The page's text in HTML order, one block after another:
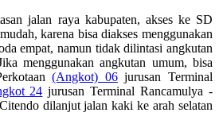
jalan raya kabupaten, akses ke SD
karena bisa diakses menggunakan
empat, namun tidak dilintasi angkutan
menggunakan angkutan umum, bisa
(Angkot) 06jurusan Terminal
24 jurusan Terminal Rancamulya -
dilanjut jalan kaki ke arah selatan